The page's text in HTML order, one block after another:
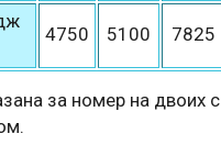
4750 5100 7825
за номер на двоих с